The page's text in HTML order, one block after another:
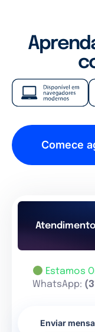
Comece
Estamos
WhatsApp:
Enviar